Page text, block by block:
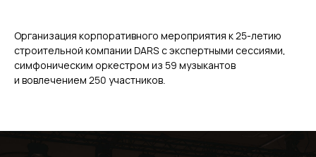
Организация корпоративного мероприятия к 25-летию
строительной компании DARS с экспертными сессиями,
симфоническим оркестром из 59 музыкантов
и вовлечением 250 участников.